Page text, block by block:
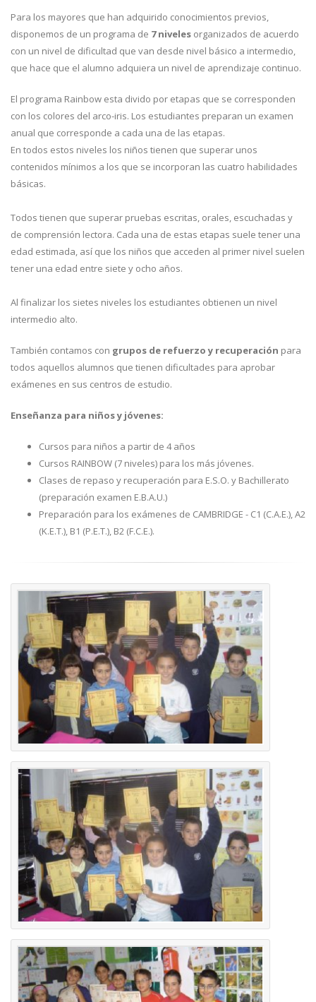
Para los mayores que han adquirido conocimientos previos,
disponemos de un programa de 7 niveles organizados de acuerdo
con un nivel de dificultad que van desde nivel básico a intermedio,
que hace que el alumno adquiera un nivel de aprendizaje continuo.
El programa Rainbow esta divido por etapas que se corresponden
con los colores del arco-iris. Los estudiantes preparan un examen
anual que corresponde a cada una de las etapas.
En todos estos niveles los niños tienen que superar unos
contenidos mínimos a los que se incorporan las cuatro habilidades
básicas.
Todos tienen que superar pruebas escritas, orales, escuchadas y
de comprensión lectora. Cada una de estas etapas suele tener una
edad estimada, así que los niños que acceden al primer nivel suelen
tener una edad entre siete y ocho años.
Al finalizar los sietes niveles los estudiantes obtienen un nivel
intermedio alto.
También contamos con grupos de refuerzo y recuperación para
todos aquellos alumnos que tienen dificultades para aprobar
exámenes en sus centros de estudio.
Enseñanza para niños y jóvenes:
Cursos para niños a partir de 4 años
Cursos RAINBOW (7 niveles) para los más jóvenes.
Clases de repaso y recuperación para E.S.O. y Bachillerato
(preparación examen E.B.A.U.)
Preparación para los exámenes de CAMBRIDGE - C1 (C.A.E.), A2
(K.E.T.), B1 (P.E.T.), B2 (F.C.E.).